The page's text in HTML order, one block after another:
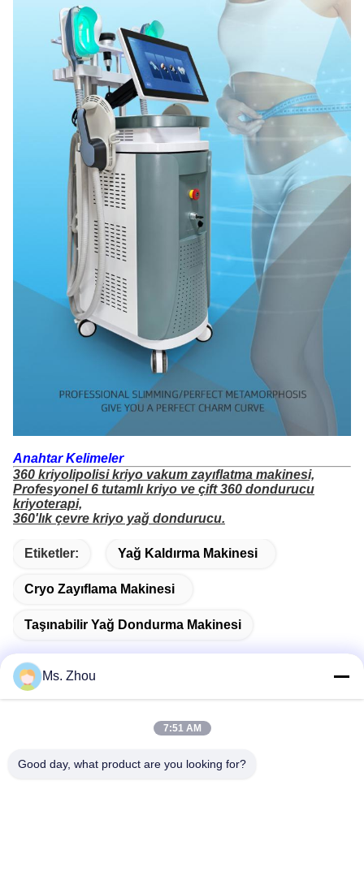
Anahtar Kelimeler
360 kriyolipolisi kriyo vakum zayıflatma makinesi,
Profesyonel 6 tutamlı kriyo ve çift 360 dondurucu
kriyoterapi,
360'lık çevre kriyo yağ dondurucu.
Etiketler: Yağ Kaldırma Makinesi
Cryo Zayıflama Makinesi
Taşınabilir Yağ Dondurma Makinesi
Adres
Ms. Zhou
7:51 AM
Good day, what product are you looking for?